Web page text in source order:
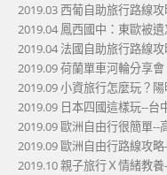
2019.03 西葡自助旅行路線
2019.04 鳳西國中：東歐被
2019.04 法國自助旅行路線
2019.09 荷蘭單車河輪分享會
2019.09 小資旅行怎麼玩？
2019.09 日本四國這樣玩--台
2019.09 歐洲自由行很簡單--
2019.09 歐洲自由行路線攻
2019.10 親子旅行Ｘ情緒教